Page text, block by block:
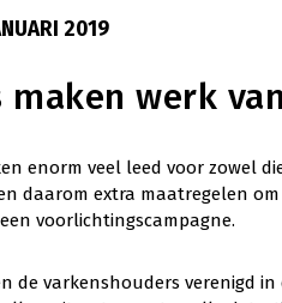
2019
maken werk
enorm veel leed voor zowel
daarom extra maatregelen
voorlichtingscampagne.
de varkenshouders verenigd